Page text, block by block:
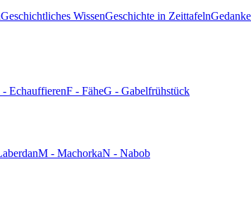
Geschichtliches WissenGeschichte in Zeittafeln
- EchauffierenF - FäheG - Gabelfrühstück
M - MachorkaN - Nabob